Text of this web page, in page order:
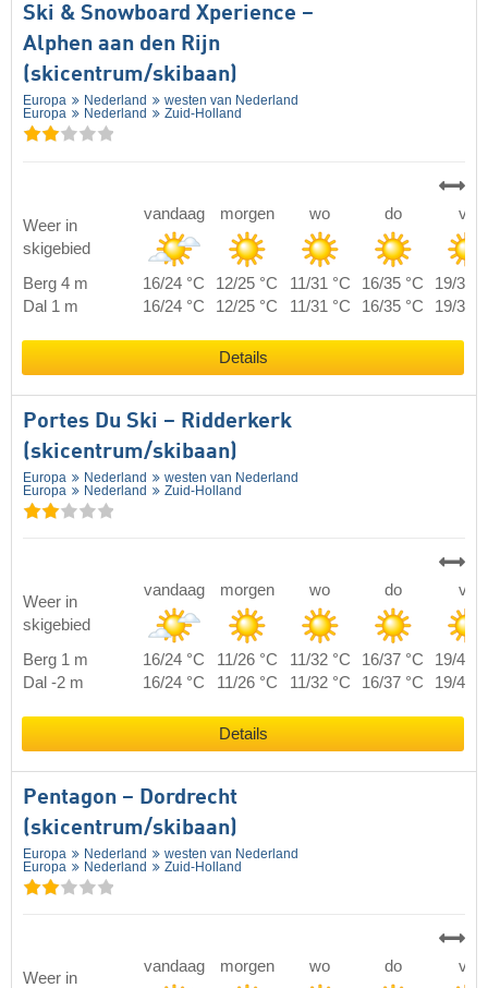
Ski & Snowboard Xperience –
Alphen aan den Rijn
(skicentrum/skibaan)
Europa Nederland
westen van Nederland
Europa
Nederland Zuid-Holland
Weer in
skigebied
vandaag morgen wo do vr
Berg 4 m 16/24 °C 12/25 °C 11/31 °C 16/35 °C
19/39
Dal 1 m
16/24 °C 12/25 °C 11/31 °C 16/35 °C 19/39
Details
Portes Du Ski – Ridderkerk
(skicentrum/skibaan)
Europa Nederland
westen van Nederland
Europa
Nederland Zuid-Holland
Weer in
skigebied
vandaag morgen wo do vr
Berg 1 m 16/24 °C 11/26 °C 11/32 °C 16/37 °C
19/40
Dal -2 m
16/24 °C 11/26 °C 11/32 °C 16/37 °C 19/40
Details
Pentagon – Dordrecht
(skicentrum/skibaan)
Europa Nederland
westen van Nederland
Europa
Nederland Zuid-Holland
Weer in
vandaag morgen wo do vr